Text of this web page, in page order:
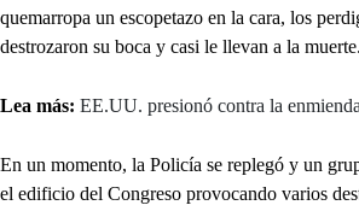
quemarropa un escopetazo en la cara, los
destrozaron su boca y casi le llevan a la muerte.
Lea más: EE.UU. presionó contra la
En un momento, la Policía se replegó y un
el edificio del Congreso provocando varios